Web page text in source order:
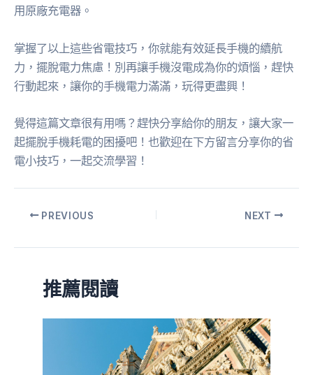
用原廠充電器。
掌握了以上這些省電技巧，你就能有效延長手機的續航
力，擺脫電力焦慮！別再讓手機沒電成為你的煩惱，趕快
行動起來，讓你的手機電力滿滿，玩得更盡興！
覺得這篇文章很有用嗎？趕快分享給你的朋友，讓大家一
起擺脫手機耗電的困擾吧！也歡迎在下方留言分享你的省
電小技巧，一起交流學習！
PREVIOUS NEXT
推薦閱讀